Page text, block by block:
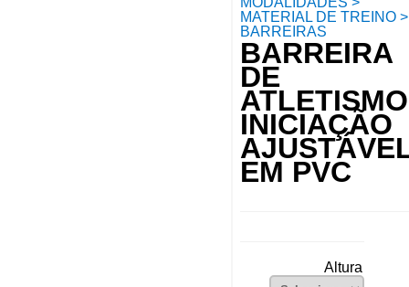
MATERIAL DE TREINO >
BARREIRAS
BARREIRA
DE
ATLETISMO
INICIAÇÃO
EM PVC
Altura